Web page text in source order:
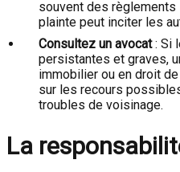
souvent des règlements
plainte peut inciter les
Consultez un avocat: Si
persistantes et graves,
immobilier ou en droit
sur les recours
troubles de voisinage.
La